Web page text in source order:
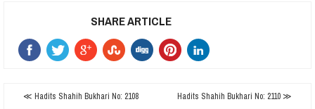
SHARE ARTICLE
≪ Hadits Shahih Bukhari No: 2108 Hadits Shahih Bukhari No: 2110 ≫